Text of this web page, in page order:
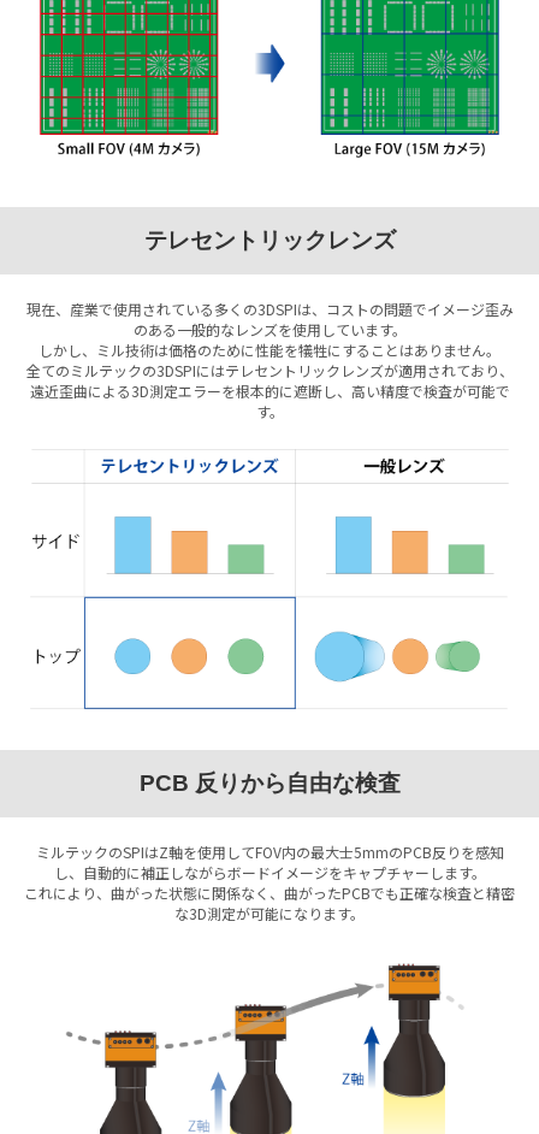
テレセントリックレンズ
現在、産業で使用されている多くの3DSPIは、コストの問題でイメージ歪み
のある一般的なレンズを使用しています。
しかし、ミル技術は価格のために性能を犠牲にすることはありません。
全てのミルテックの3DSPIにはテレセントリックレンズが適用されており、
遠近歪曲による3D測定エラーを根本的に遮断し、高い精度で検査が可能で
す。
PCB 反りから自由な検査
ミルテックのSPIはZ軸を使用してFOV内の最大士5mmのPCB反りを感知
し、自動的に補正しながらボードイメージをキャプチャーします。
これにより、曲がった状態に関係なく、曲がったPCBでも正確な検査と精密
な3D測定が可能になります。